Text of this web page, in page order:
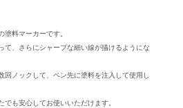
料マーカーです。
て、さらにシャープな細い線が描けるようにな
回ノックして、ペン先に塗料を注入して使用し
も安心してお使いいただけます。